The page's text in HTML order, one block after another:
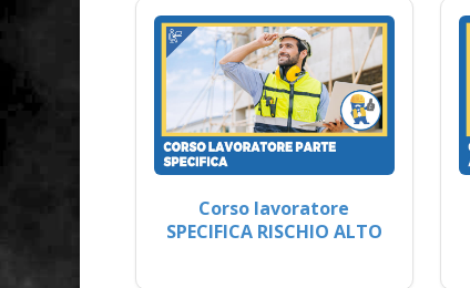
Corso lavoratore
SPECIFICA RISCHIO ALTO